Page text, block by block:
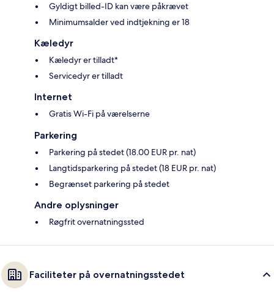
Gyldigt billed-ID kan være påkrævet
Minimumsalder ved indtjekning er 18
Kæledyr
Kæledyr er tilladt*
Servicedyr er tilladt
Internet
Gratis Wi-Fi på værelserne
Parkering
Parkering på stedet (18.00 EUR pr. nat)
Langtidsparkering på stedet (18 EUR pr. nat)
Begrænset parkering på stedet
Andre oplysninger
Røgfrit overnatningssted
Faciliteter på overnatningsstedet